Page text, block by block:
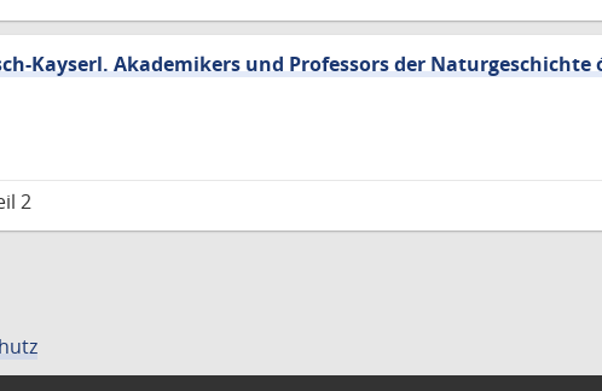
Kayserl. Akademikers und Professors der
2